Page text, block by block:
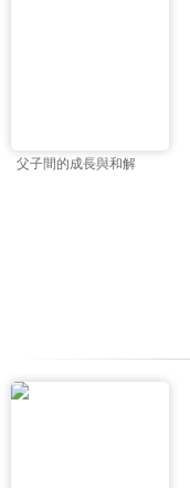
父子間的成長與和解